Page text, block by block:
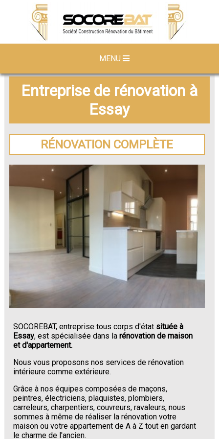
MENU
Entreprise de rénovation à
Essay
RÉNOVATION COMPLÈTE
SOCOREBAT, entreprise tous corps d'état située à
Essay, est spécialisée dans larénovation de maison
et d'appartement.
Nous vous proposons nos services de rénovation
intérieure comme extérieure.
Grâce à nos équipes composées de maçons,
peintres, électriciens, plaquistes, plombiers,
carreleurs, charpentiers, couvreurs, ravaleurs, nous
sommes à même de réaliser la rénovation votre
maison ou votre appartement de A à Z tout en gardant
le charme de l'ancien.